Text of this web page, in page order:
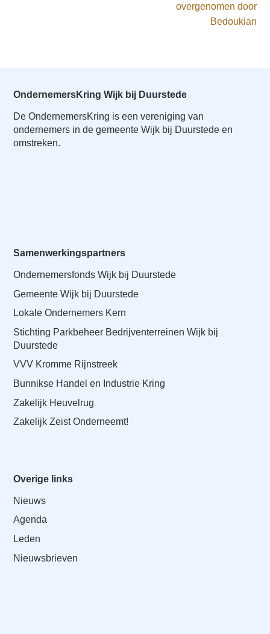
overgenomen door
Bedoukian
OndernemersKring Wijk bij Duurstede
De OndernemersKring is een vereniging van
ondernemers in de gemeente Wijk bij Duurstede en
omstreken.
Samenwerkingspartners
Ondernemersfonds Wijk bij Duurstede
Gemeente Wijk bij Duurstede
Lokale Ondernemers Kern
Stichting Parkbeheer Bedrijventerreinen Wijk bij
Duurstede
VVV Kromme Rijnstreek
Bunnikse Handel en Industrie Kring
Zakelijk Heuvelrug
Zakelijk Zeist Onderneemt!
Overige links
Nieuws
Agenda
Leden
Nieuwsbrieven